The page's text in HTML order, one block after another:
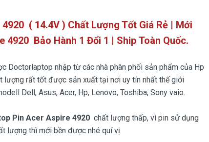
( 14.4V ) Chất Lượng Tốt Giá Rẻ | Mới
4920 Bảo Hành 1 Đổi 1 | Ship Toàn Quốc.
Doctorlaptop nhập từ các nhà phân phối sản phẩm của Hp
lượng rất tốt được sản xuất tại nơi uy tín nhất thế giới
Dell, Asus, Acer, Hp, Lenovo, Toshiba, Sony vaio.
Pin Acer Aspire 4920 chất lượng thấp, vì pin sử dụng
lượng thì mới bền được nhé quí vị.